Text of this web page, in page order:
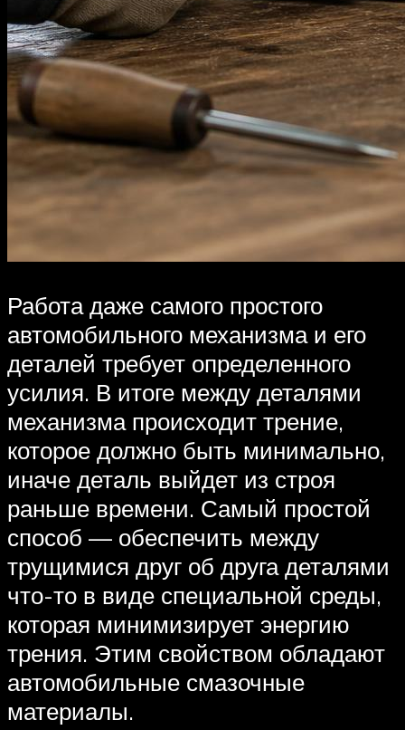
Работа даже самого простого
автомобильного механизма и его
деталей требует определенного
усилия. В итоге между деталями
механизма происходит трение,
которое должно быть минимально,
иначе деталь выйдет из строя
раньше времени. Самый простой
способ — обеспечить между
трущимися друг об друга деталями
что-то в виде специальной среды,
которая минимизирует энергию
трения. Этим свойством обладают
автомобильные смазочные
материалы.